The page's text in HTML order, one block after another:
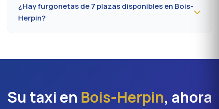
promedio 20 a 25 minutos según el eje vial. Acceso
directo también a Massy TGV para los trenes
¿Hay furgonetas de 7 plazas disponibles en Bois-
Herpin?
Ideal para familias, equipos profesionales o traslados
Su taxi en Bois-Herpin, ahora